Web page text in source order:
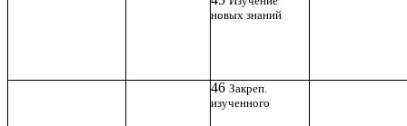
новых знаний
46 Закреп.
изученного